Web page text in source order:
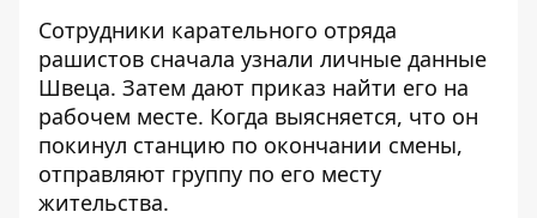
Сотрудники карательного отряда
рашистов сначала узнали личные данные
Швеца. Затем дают приказ найти его на
рабочем месте. Когда выясняется, что он
покинул станцию ​​по окончании смены,
отправляют группу по его месту
жительства.